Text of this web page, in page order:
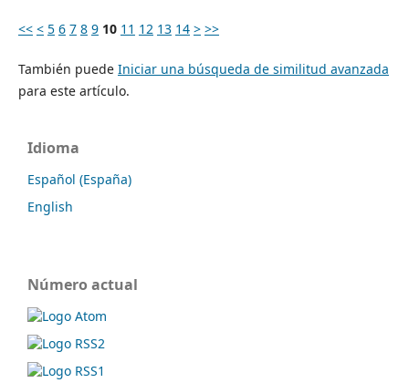
<< < 5 6 7 8 9 10 11 12 13 14 > >>
También puede Iniciar una búsqueda de similitud avanzada
para este artículo.
Idioma
Español (España)
English
Número actual